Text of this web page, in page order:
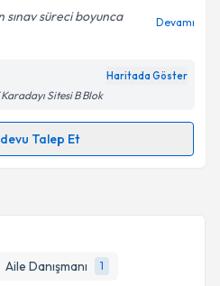
Aile Danışmanı 1
sınav süreci boyunca
Devamı
Haritada Göster
Sitesi B Blok
Talep Et
e-posta ile